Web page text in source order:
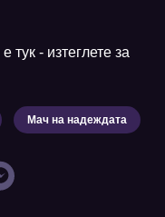
тук - изтеглете за
Мач на надеждата